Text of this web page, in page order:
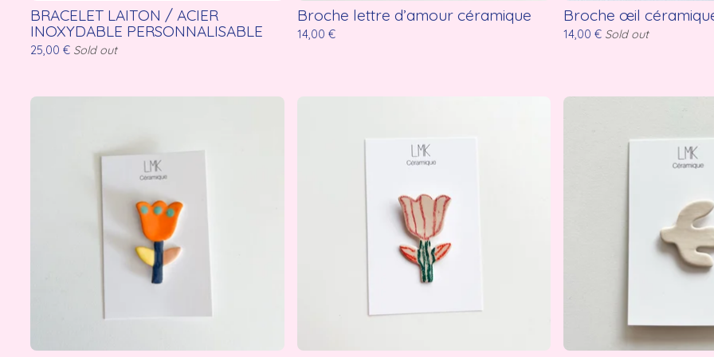
BRACELET LAITON / ACIER
INOXYDABLE PERSONNALISABLE
25,00 € Sold out
Broche lettre d’amour céramique
14,00 €
Broche œil
14,00€ Sold out